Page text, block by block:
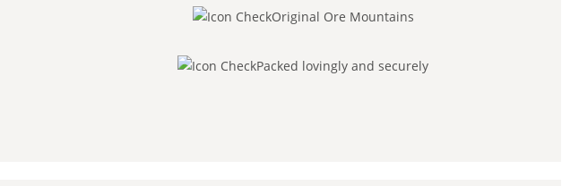
Original Ore Mountains
Packed lovingly and securely